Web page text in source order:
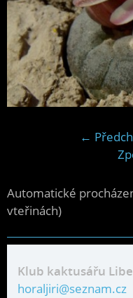
←
Automatické
vteřinách)
Klub kaktusářu
horaljiri@seznam.cz